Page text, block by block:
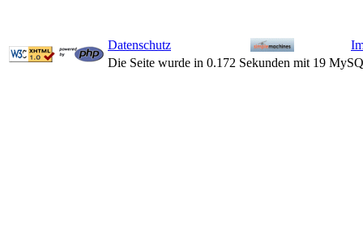
Datenschutz
Die Seite wurde in 0.172 Sekunden mit 19